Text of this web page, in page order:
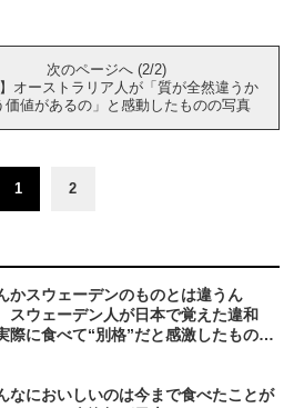
次のページへ (2/2)
】オーストラリア人が「質が全然違うか
価値があるの」と感動したものの写真
1 2
かスウェーデンのものとは違うん
ウェーデン人が日本で覚えた違和
に食べて“別格”だと感激したものと
なにおいしいのは今まで食べたことが